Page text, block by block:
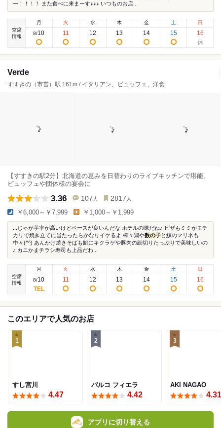
ー！！！！ また食べに来まーす♪♪♪ いつものお店...
空席
情報
月
8/10
火
11
水
12
木
13
金
14
土
15
日
16
Verde
すすきの（市営）駅 161m / イタリアン、ビュッフェ、洋食
【すすきの駅2分】北海道の恵みを日替わりのライブキッチンで堪能。
ビュッフェや団体様の宴会に
3.36 107 人 2817 人
￥6,000～￥7,999 ￥1,000～￥1,999
...じゃが芋率が高いけどベースが良いんだな ホテルの味だね♪ ピザもミミがモチ
カリで焼き立てに当たったらかなりイケるよ 棒々鶏や数の子と鰊のマリネも
中々(^^) あんかけ焼きそばも餡にキクラゲや豚肉の細切りたっぷりで美味しいの
♪ カニかまチラシ寿司も上品だわ...
空席
情報
月
8/10
火
11
水
12
木
13
金
14
土
15
日
16
このエリアで人気のお店
1
すし宮川
4.47
2
パルコ フィエラ
4.42
3
AKI NAGAO
4.31
アプリに切り替える